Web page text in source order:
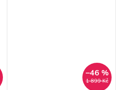
1 899 Kč
–46 %